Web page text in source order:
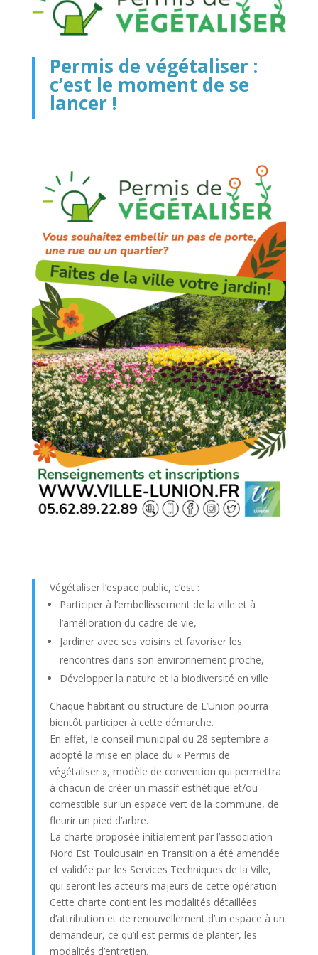
Permis de végétaliser :
c’est le moment de se
lancer !
Végétaliser l’espace public, c’est :
Participer à l’embellissement de la ville et à
l’amélioration du cadre de vie,
Jardiner avec ses voisins et favoriser les
rencontres dans son environnement proche,
Développer la nature et la biodiversité en ville
Chaque habitant ou structure de L’Union pourra
bientôt participer à cette démarche.
En effet, le conseil municipal du 28 septembre a
adopté la mise en place du « Permis de
végétaliser », modèle de convention qui permettra
à chacun de créer un massif esthétique et/ou
comestible sur un espace vert de la commune, de
fleurir un pied d’arbre.
La charte proposée initialement par l’association
Nord Est Toulousain en Transition a été amendée
et validée par les Services Techniques de la Ville,
qui seront les acteurs majeurs de cette opération.
Cette charte contient les modalités détaillées
d’attribution et de renouvellement d’un espace à un
demandeur, ce qu’il est permis de planter, les
modalités d’entretien.